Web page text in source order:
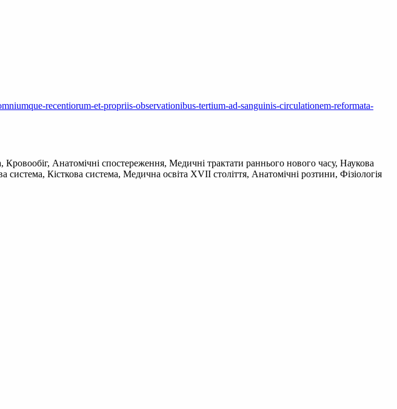
recentiorum-et-propriis-observationibus-tertium-ad-sanguinis-circulationem-reformata-
Анатомічні спостереження, Медичні трактати раннього нового часу, Наукова
Кісткова система, Медична освіта XVII століття, Анатомічні розтини, Фізіологія